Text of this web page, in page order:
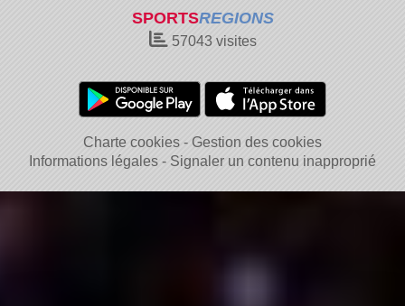
SPORTSREGIONS
57043visites
Charte cookies
Gestion des cookies
Informations légales
Signaler un contenu inapproprié